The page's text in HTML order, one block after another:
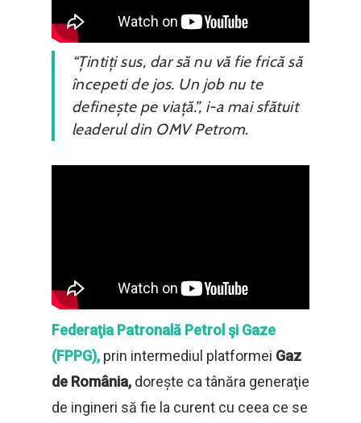
“Țintiți sus, dar să nu vă fie frică să
începeti de jos. Un job nu te
definește pe viață.”, i-a mai sfătuit
leaderul din OMV Petrom.
Federaţia Patronală Petrol şi Gaze
(FPPG), prin intermediul platformei Gaz
de România, dorește ca tânăra generaţie
de ingineri să fie la curent cu ceea ce se